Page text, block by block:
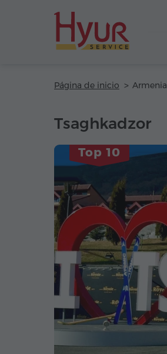
Página de inicio Armenia
Tsaghkadzor
Top 10